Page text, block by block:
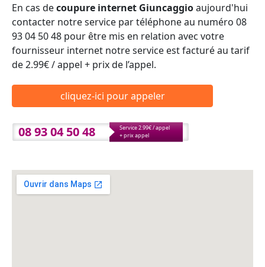
En cas decoupure internet Giuncaggioaujourd'hui
contacter notre service par téléphone au numéro 08
93 04 50 48 pour être mis en relation avec votre
fournisseur internet notre service est facturé au tarif
de 2.99€ / appel + prix de l’appel.
cliquez-ici pour appeler
08 93 04 50 48
Service 2.99€ / appel
+ prix appel